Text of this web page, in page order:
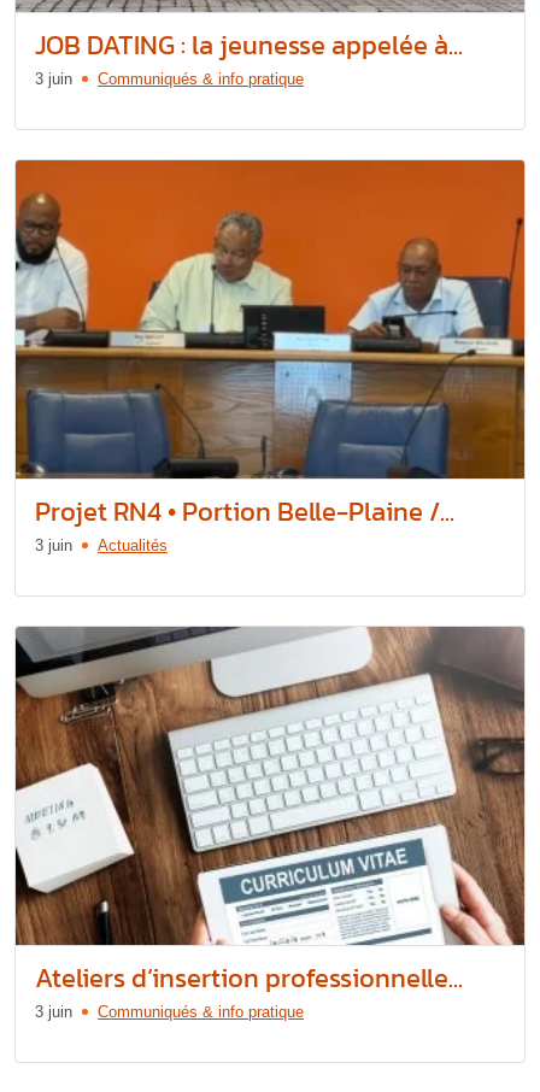
JOB DATING : la jeunesse appelée à...
3 juin Communiqués & info pratique
Projet RN4 • Portion Belle-Plaine /...
3 juin Actualités
Ateliers d’insertion professionnelle...
3 juin Communiqués & info pratique